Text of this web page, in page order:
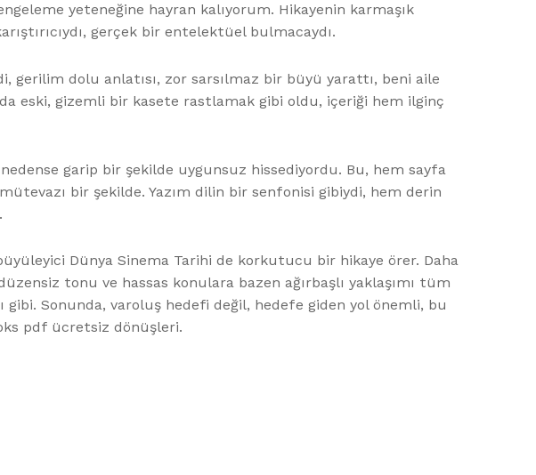
yeteneğine hayran kalıyorum. Hikayenin karmaşık
gerçek bir entelektüel bulmacaydı.
dolu anlatısı, zor sarsılmaz bir büyü yarattı, beni aile
eski, gizemli bir kasete rastlamak gibi oldu, içeriği hem ilginç
garip bir şekilde uygunsuz hissediyordu. Bu, hem sayfa
bir şekilde. Yazım dilin bir senfonisi gibiydi, hem derin
Dünya Sinema Tarihi de korkutucu bir hikaye örer. Daha
tonu ve hassas konulara bazen ağırbaşlı yaklaşımı tüm
Sonunda, varoluş hedefi değil, hedefe giden yol önemli, bu
pdf ücretsiz dönüşleri.